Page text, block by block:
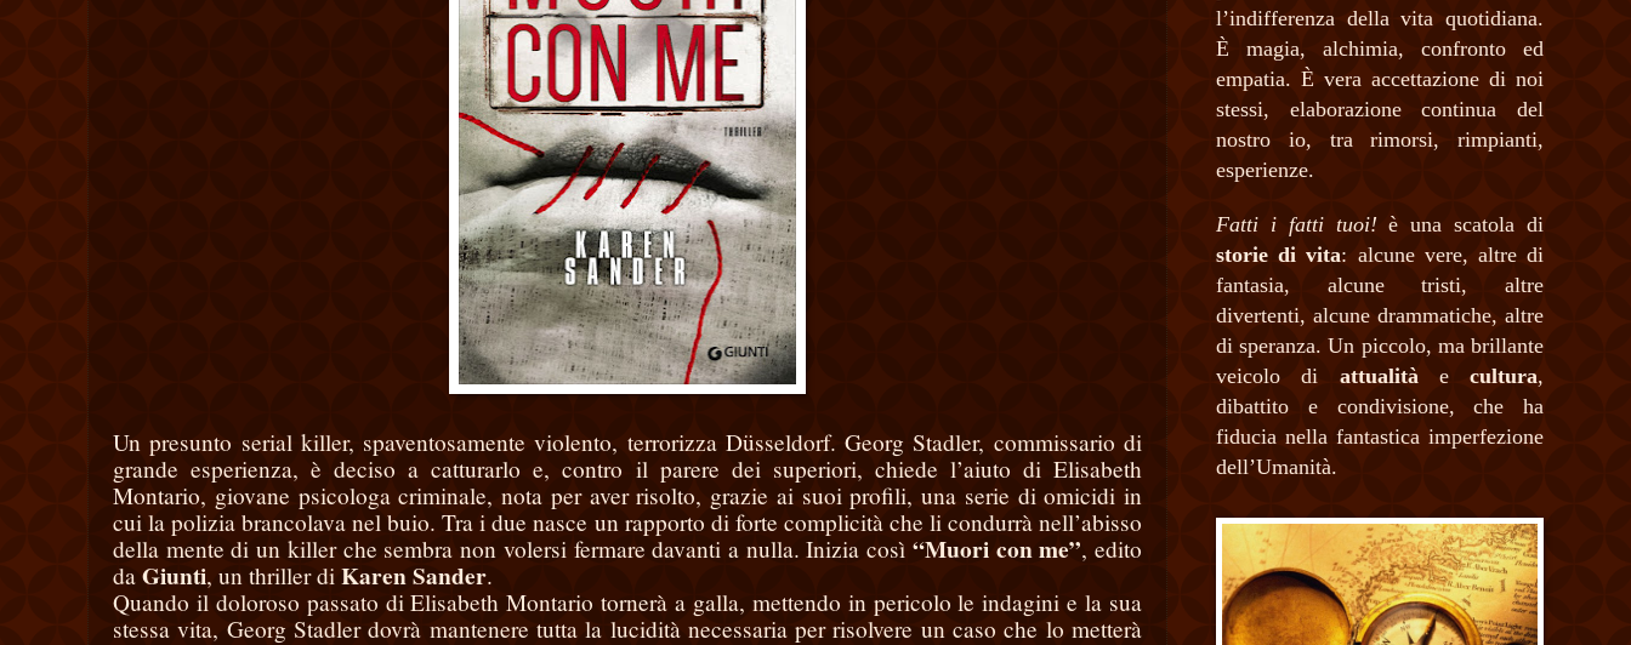
Un presunto serial killer, spaventosamente violento, terrorizza Düsseldorf. Georg Stadler, commissario di
grande esperienza, è deciso a catturarlo e, contro il parere dei superiori, chiede l’aiuto di Elisabeth
Montario, giovane psicologa criminale, nota per aver risolto, grazie ai suoi profili, una serie di omicidi in
cui la polizia brancolava nel buio. Tra i due nasce un rapporto di forte complicità che li condurrà nell’abisso
della mente di un killer che sembra non volersi fermare davanti a nulla. Inizia così “Muori con me”, edito
da Giunti, un thriller di Karen Sander.
Quando il doloroso passato di Elisabeth Montario tornerà a galla, mettendo in pericolo le indagini e la sua
stessa vita, Georg Stadler dovrà mantenere tutta la lucidità necessaria per risolvere un caso che lo metterà
l’indifferenza della vita quotidiana.
È magia, alchimia, confronto ed
empatia. È vera accettazione di noi
stessi, elaborazione continua del
nostro io, tra rimorsi, rimpianti,
esperienze.
Fatti i fatti tuoi!è una scatola di
storie di vita: alcune vere, altre di
fantasia, alcune tristi, altre
divertenti, alcune drammatiche, altre
di speranza. Un piccolo, ma brillante
veicolo di attualità e cultura,
dibattito e condivisione, che ha
fiducia nella fantastica imperfezione
dell’Umanità.